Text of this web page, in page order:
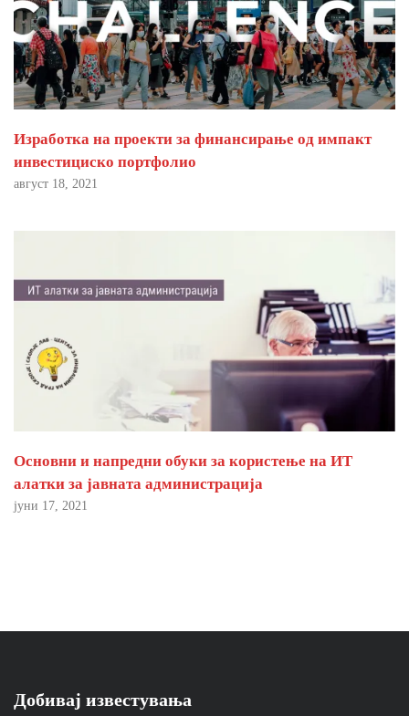
Изработка на проекти за финансирање од импакт
инвестициско портфолио
август 18, 2021
Основни и напредни обуки за користење на ИТ
алатки за јавната администрација
јуни 17, 2021
Добивај известувања